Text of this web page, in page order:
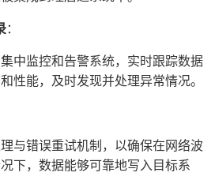
：
中监控和告警系统，实时跟踪数据
性能，及时发现并处理异常情况。
与错误重试机制，以确保在网络波
下，数据能够可靠地写入目标系